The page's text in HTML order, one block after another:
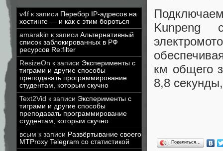
v4f к записи Перебор IP-адресов на
хостинге — и как с этим бороться
amarakin к записи Альтернативный
список заблокированных в РФ
ресурсов Re:filter
ResizeOn к записи Эксперименты с
тиграми и другие способы
преподавать программирование
студентам, которым скучно
Text2Vid к записи Эксперименты с
тиграми и другие способы
преподавать программирование
студентам, которым скучно
всым к записи Развёртывание своего
MTProxy Telegram со статистикой
Kunpeng
км общего
8,8
Поделиться…